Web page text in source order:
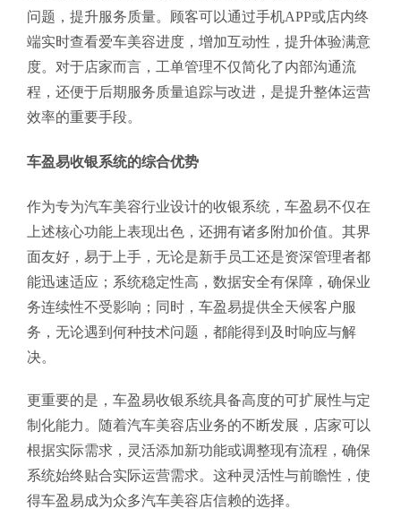
问题，提升服务质量。顾客可以通过手机APP或店内终
端实时查看爱车美容进度，增加互动性，提升体验满意
度。对于店家而言，工单管理不仅简化了内部沟通流
程，还便于后期服务质量追踪与改进，是提升整体运营
效率的重要手段。
车盈易收银系统的综合优势
作为专为汽车美容行业设计的收银系统，车盈易不仅在
上述核心功能上表现出色，还拥有诸多附加价值。其界
面友好，易于上手，无论是新手员工还是资深管理者都
能迅速适应；系统稳定性高，数据安全有保障，确保业
务连续性不受影响；同时，车盈易提供全天候客户服
务，无论遇到何种技术问题，都能得到及时响应与解
决。
更重要的是，车盈易收银系统具备高度的可扩展性与定
制化能力。随着汽车美容店业务的不断发展，店家可以
根据实际需求，灵活添加新功能或调整现有流程，确保
系统始终贴合实际运营需求。这种灵活性与前瞻性，使
得车盈易成为众多汽车美容店信赖的选择。